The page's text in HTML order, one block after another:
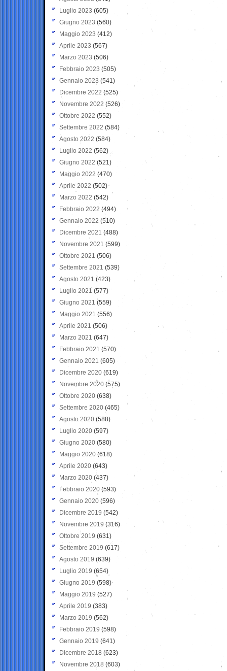
Luglio 2023 (605)
Giugno 2023 (560)
Maggio 2023 (412)
Aprile 2023 (567)
Marzo 2023 (506)
Febbraio 2023 (505)
Gennaio 2023 (541)
Dicembre 2022 (525)
Novembre 2022 (526)
Ottobre 2022 (552)
Settembre 2022 (584)
Agosto 2022 (584)
Luglio 2022 (562)
Giugno 2022 (521)
Maggio 2022 (470)
Aprile 2022 (502)
Marzo 2022 (542)
Febbraio 2022 (494)
Gennaio 2022 (510)
Dicembre 2021 (488)
Novembre 2021 (599)
Ottobre 2021 (506)
Settembre 2021 (539)
Agosto 2021 (423)
Luglio 2021 (577)
Giugno 2021(559)
Maggio 2021 (556)
Aprile 2021 (506)
Marzo 2021 (647)
Febbraio 2021 (570)
Gennaio 2021 (605)
Dicembre 2020 (619)
Novembre 2020 (575)
Ottobre 2020 (638)
Settembre 2020(465)
Agosto 2020 (588)
Luglio 2020 (597)
Giugno 2020 (580)
Maggio 2020 (618)
Aprile 2020 (643)
Marzo 2020 (437)
Febbraio 2020 (593)
Gennaio 2020 (596)
Dicembre 2019 (542)
Novembre 2019 (316)
Ottobre 2019 (631)
Settembre 2019 (617)
Agosto 2019 (639)
Luglio 2019 (654)
Giugno 2019 (598)
Maggio 2019 (527)
Aprile 2019 (383)
Marzo 2019 (562)
Febbraio 2019 (598)
Gennaio 2019 (641)
Dicembre 2018 (623)
Novembre 2018 (603)